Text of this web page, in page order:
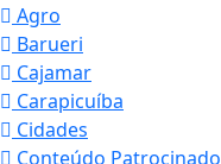
Agro
Barueri
Cajamar
Carapicuíba
Cidades
Conteúdo Patrocinado